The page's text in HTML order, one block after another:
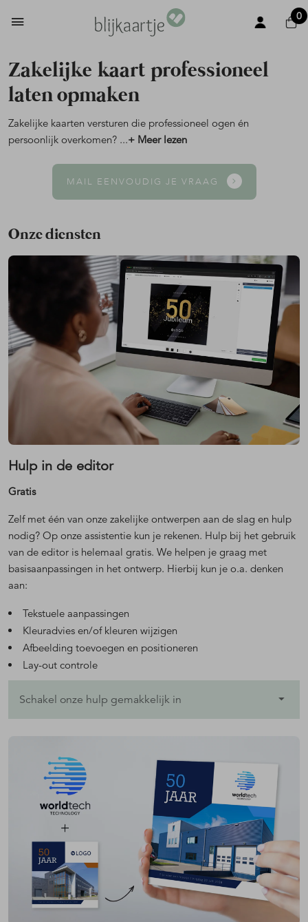
0
Zakelijke kaart professioneel
laten opmaken
Zakelijke kaarten versturen die professioneel ogen én
persoonlijk overkomen? ...+ Meer lezen
MAIL EENVOUDIG JE VRAAG
Onze diensten
Hulp in de editor
Gratis
Zelf met één van onze zakelijke ontwerpen aan de slag en hulp
nodig? Op onze assistentie kun je rekenen. Hulp bij het gebruik
van de editor is helemaal gratis. We helpen je graag met
basisaanpassingen in het ontwerp. Hierbij kun je o.a. denken
aan:
Tekstuele aanpassingen
Kleuradvies en/of kleuren wijzigen
Afbeelding toevoegen en positioneren
Lay-out controle
Schakel onze hulp gemakkelijk in